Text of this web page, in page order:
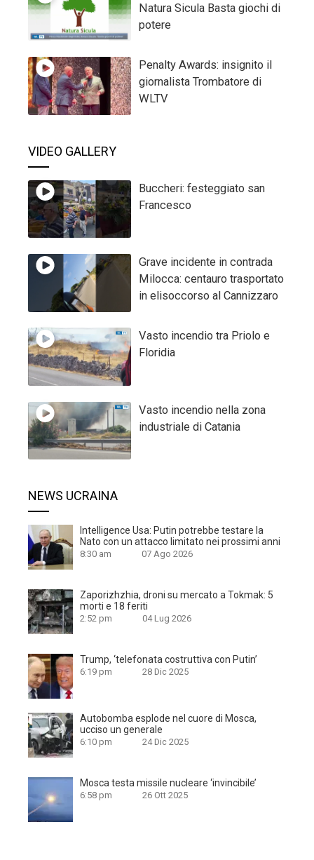
Natura Sicula Basta giochi di
potere
Penalty Awards: insignito il
giornalista Trombatore di
WLTV
VIDEO GALLERY
Buccheri: festeggiato san
Francesco
Grave incidente in contrada
Milocca: centauro trasportato
in elisoccorso al Cannizzaro
Vasto incendio tra Priolo e
Floridia
Vasto incendio nella zona
industriale di Catania
NEWS UCRAINA
Intelligence Usa: Putin potrebbe testare la
Nato con un attacco limitato nei prossimi anni
8:30 am 07 Ago 2026
Zaporizhzhia, droni su mercato a Tokmak: 5
morti e 18 feriti
2:52 pm 04 Lug 2026
Trump, ‘telefonata costruttiva con Putin’
6:19 pm 28 Dic 2025
Autobomba esplode nel cuore di Mosca,
ucciso un generale
6:10 pm 24 Dic 2025
Mosca testa missile nucleare ‘invincibile’
6:58 pm 26 Ott 2025